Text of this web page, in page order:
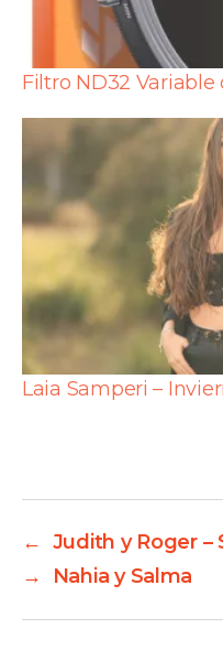
Filtro ND32 Variable
Laia Samperi –
← Judith y Roger –
→
Nahia y Salma